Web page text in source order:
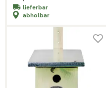
lieferbar
abholbar